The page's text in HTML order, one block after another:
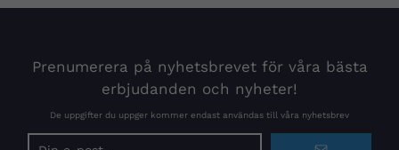
Prenumerera på nyhetsbrevet för våra bästa
erbjudanden och nyheter!
De uppgifter du uppger kommer endast användas till våra nyhetsbrev